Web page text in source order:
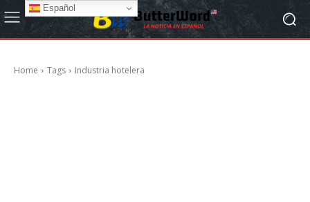
Home Tags Industria hotelera
Español